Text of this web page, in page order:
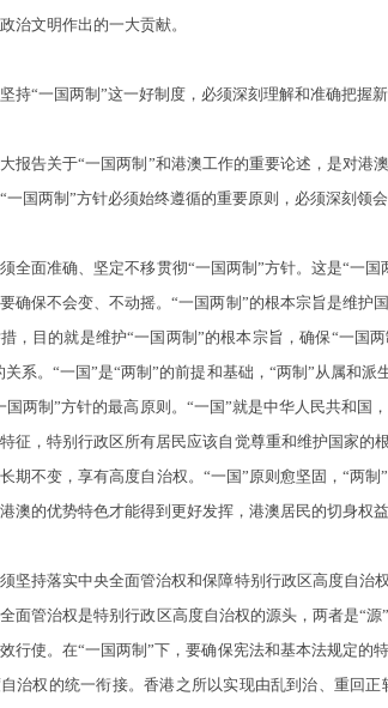
治文明作出的一大贡献。
“一国两制”这一好制度，必须深刻理解和准确把握新
告关于“一国两制”和港澳工作的重要论述，是对港
一国两制”方针必须始终遵循的重要原则，必须深刻领会
面准确、坚定不移贯彻“一国两制”方针。这是“一国
确保不会变、不动摇。“一国两制”的根本宗旨是维
，目的就是维护“一国两制”的根本宗旨，确保“一国
关系。“一国”是“两制”的前提和基础，“两制”从属和
国两制”方针的最高原则。“一国”就是中华人民共和
征，特别行政区所有居民应该自觉尊重和维护国家的
期不变，享有高度自治权。“一国”原则愈坚固，“两
澳的优势特色才能得到更好发挥，港澳居民的切身权益
持落实中央全面管治权和保障特别行政区高度自治
面管治权是特别行政区高度自治权的源头，两者是“
行使。在“一国两制”下，要确保宪法和基本法规定
治权的统一衔接。香港之所以实现由乱到治、重回